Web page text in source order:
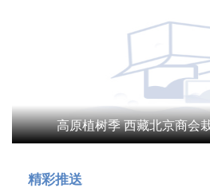
高原植树季 西藏北京商会
精彩推送